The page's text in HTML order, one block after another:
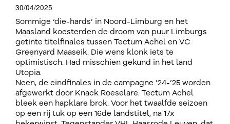
30/04/2025
Sommige ‘die-hards’ in Noord-Limburg en het
Maasland koesterden de droom van puur Limburgs
getinte titelfinales tussen Tectum Achel en VC
Greenyard Maaseik. Die wens klonk iets te
optimistisch. Had misschien gekund in het land
Utopia.
Neen, de eindfinales in de campagne ’24-’25 worden
afgewerkt door Knack Roeselare. Tectum Achel
bleek een hapklare brok. Voor het twaalfde seizoen
op een rij tuk op een 16de landstitel, na 17x